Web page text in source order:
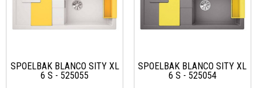
SPOELBAK BLANCO SITY XL
6 S - 525055
SPOELBAK BLANCO SITY XL
6 S - 525054